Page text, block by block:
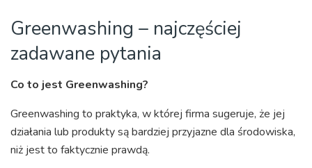
Greenwashing – najczęściej
zadawane pytania
Co to jest Greenwashing?
Greenwashing to praktyka, w której firma sugeruje, że jej
działania lub produkty są bardziej przyjazne dla środowiska,
niż jest to faktycznie prawdą.